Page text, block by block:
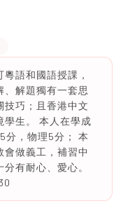
語和國語授課，
、解題獨有一套思
技巧；且香港中文
學生。 本人在學成
分，物理5分； 本
會做義工，補習中
有耐心、愛心。